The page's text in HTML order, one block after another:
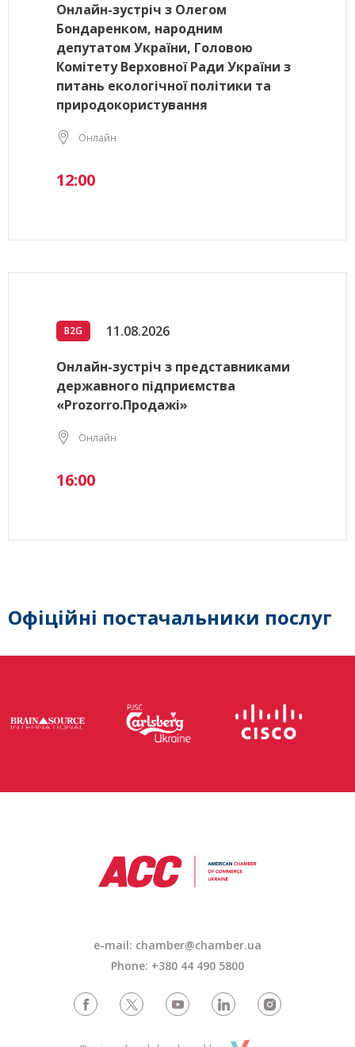
Онлайн-зустріч з Олегом
Бондаренком, народним
депутатом України, Головою
Комітету Верховної Ради України з
питань екологічної політики та
природокористування
Онлайн
12:00
B2G 11.08.2026
Онлайн-зустріч з представниками
державного підприємства
«Prozorro.Продажі»
Онлайн
16:00
Офіційні постачальники послуг
e-mail: chamber@chamber.ua
Phone: +380 44 490 5800